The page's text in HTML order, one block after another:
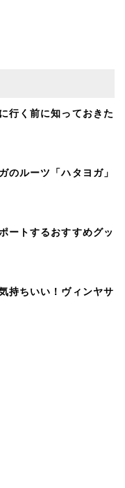
行く前に知っておきた
のルーツ「ハタヨガ」
ートするおすすめグッ
持ちいい！ヴィンヤサ